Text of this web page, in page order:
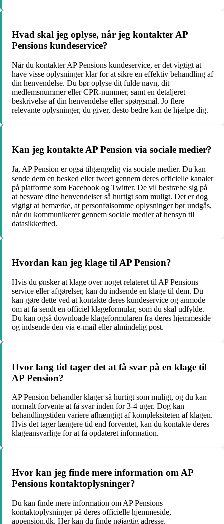
Hvad skal jeg oplyse, når jeg kontakter AP
Pensions kundeservice?
Når du kontakter AP Pensions kundeservice, er det vigtigt at
have visse oplysninger klar for at sikre en effektiv behandling af
din henvendelse. Du bør oplyse dit fulde navn, dit
medlemsnummer eller CPR-nummer, samt en detaljeret
beskrivelse af din henvendelse eller spørgsmål. Jo flere
relevante oplysninger, du giver, desto bedre kan de hjælpe dig.
Kan jeg kontakte AP Pension via sociale medier?
Ja, AP Pension er også tilgængelig via sociale medier. Du kan
sende dem en besked eller tweet gennem deres officielle kanaler
på platforme som Facebook og Twitter. De vil bestræbe sig på
at besvare dine henvendelser så hurtigt som muligt. Det er dog
vigtigt at bemærke, at personfølsomme oplysninger bør undgås,
når du kommunikerer gennem sociale medier af hensyn til
datasikkerhed.
Hvordan kan jeg klage til AP Pension?
Hvis du ønsker at klage over noget relateret til AP Pensions
service eller afgørelser, kan du indsende en klage til dem. Du
kan gøre dette ved at kontakte deres kundeservice og anmode
om at få sendt en officiel klageformular, som du skal udfylde.
Du kan også downloade klageformularen fra deres hjemmeside
og indsende den via e-mail eller almindelig post.
Hvor lang tid tager det at få svar på en klage til
AP Pension?
AP Pension behandler klager så hurtigt som muligt, og du kan
normalt forvente at få svar inden for 3-4 uger. Dog kan
behandlingstiden variere afhængigt af kompleksiteten af klagen.
Hvis det tager længere tid end forventet, kan du kontakte deres
klageansvarlige for at få opdateret information.
Hvor kan jeg finde mere information om AP
Pensions kontaktoplysninger?
Du kan finde mere information om AP Pensions
kontaktoplysninger på deres officielle hjemmeside,
appension.dk. Her kan du finde nøjagtig adresse,